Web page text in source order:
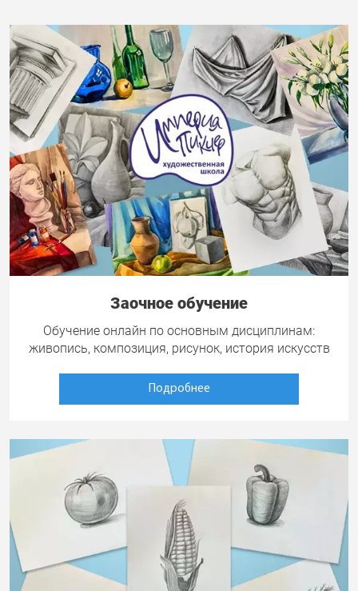
Заочное обучение
Обучение онлайн по основным дисциплинам:
живопись, композиция, рисунок, история искусств
Подробнее